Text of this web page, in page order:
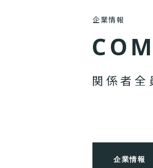
企業情報
CO M
関 係者 全
企業情報